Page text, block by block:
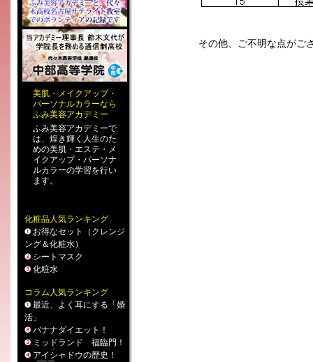
美肌 ・ メイクアップ・
パーソナルカラーなら
ふみ美容アカデミー
ふみ美容アカデミーで
は、煌き輝く人生のた
めの美肌・エステ ・ メ
イクアップ・ パーソナ
ルカラーの学習を行い
ます。
化粧品人気ランキング
お得なセット（クレンジ
ング＆化粧水）
シートマスク
化粧水
コラム人気ランキング
最近、よく耳にする「婚
活」
バナナダイエット！
ミッドランド 福臨門！
アイシャドウの歴史！
その他、ご不明な点がご